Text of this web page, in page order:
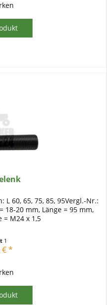
60, 65, 75, 85, 95Vergl.-Nr.:
18-20 mm, Länge = 95 mm,
= M24 x 1,5
1
€ *